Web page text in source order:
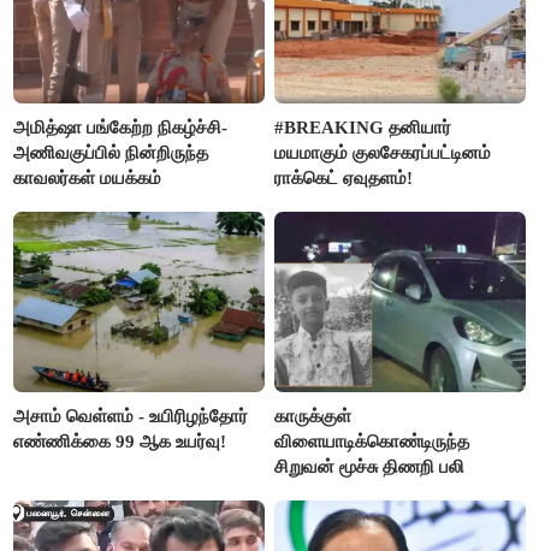
அமித்ஷா பங்கேற்ற நிகழ்ச்சி-
அணிவகுப்பில் நின்றிருந்த
காவலர்கள் மயக்கம்
#BREAKING தனியார்
மயமாகும் குலசேகரப்பட்டினம்
ராக்கெட் ஏவுதளம்!
அசாம் வெள்ளம் - உயிரிழந்தோர்
எண்ணிக்கை 99 ஆக உயர்வு!
காருக்குள்
விளையாடிக்கொண்டிருந்த
சிறுவன் மூச்சு திணறி பலி